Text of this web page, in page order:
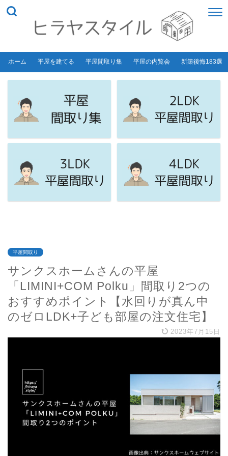
ホーム 平屋を建てる 平屋間取り集 平屋の内覧会 新築後悔183選
平屋間取り
サンクスホームさんの平屋
「LIMINI+COM Polku」間取り2つの
おすすめポイント【水回りが真ん中
のゼロLDK+子ども部屋の注文住宅】
2023年7月15日